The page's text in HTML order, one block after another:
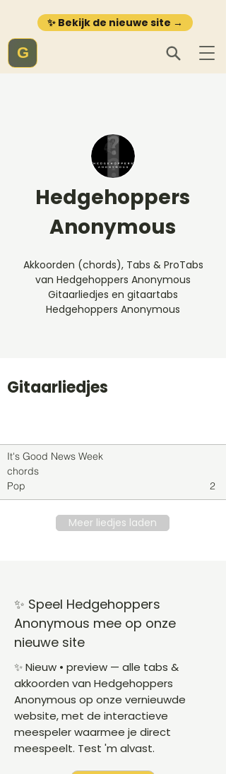
✨ Bekijk de nieuwe site →
G
Hedgehoppers
Anonymous
Akkoorden (chords), Tabs & ProTabs
van Hedgehoppers Anonymous
Gitaarliedjes en gitaartabs
Hedgehoppers Anonymous
Gitaarliedjes
It's Good News Week
chords
Pop
2
Meer liedjes laden
✨ Speel Hedgehoppers
Anonymous mee op onze
nieuwe site
✨ Nieuw • preview — alle tabs &
akkoorden van Hedgehoppers
Anonymous op onze vernieuwde
website, met de interactieve
meespeler waarmee je direct
meespeelt. Test 'm alvast.